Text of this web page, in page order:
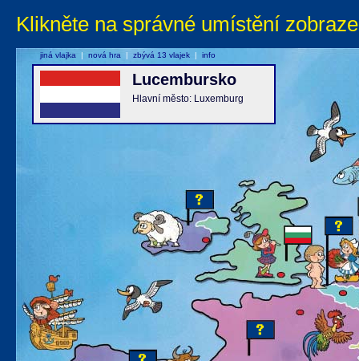
Klikněte na správné umístění
Lucembursko
Hlavní město: Luxemburg
jiná vlajka | nová hra | zbývá 13 vlajek | info